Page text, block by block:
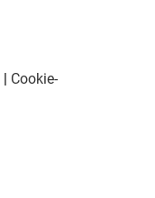
| Cookie-